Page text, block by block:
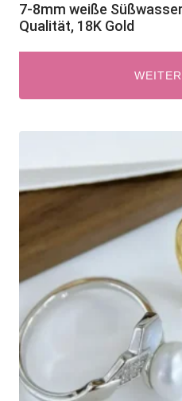
7-8mm weiße
Qualität, 18K Gold